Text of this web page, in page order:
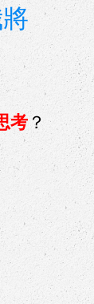
考 ？​